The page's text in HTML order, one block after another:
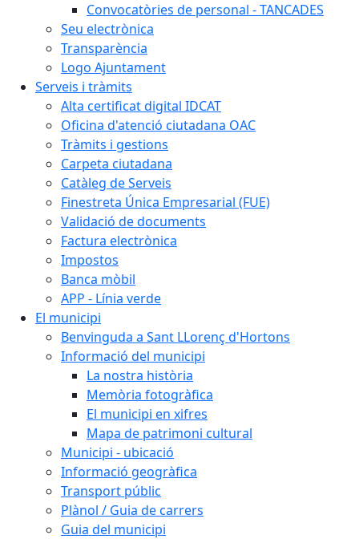
Convocatòries de personal - TANCADES
Seu electrònica
Transparència
Logo Ajuntament
Serveis i tràmits
Alta certificat digital IDCAT
Oficina d'atenció ciutadana OAC
Tràmits i gestions
Carpeta ciutadana
Catàleg de Serveis
Finestreta Única Empresarial (FUE)
Validació de documents
Factura electrònica
Impostos
Banca mòbil
APP - Línia verde
El municipi
Benvinguda a Sant LLorenç d'Hortons
Informació del municipi
La nostra història
Memòria fotogràfica
El municipi en xifres
Mapa de patrimoni cultural
Municipi - ubicació
Informació geogràfica
Transport públic
Plànol / Guia de carrers
Guia del municipi